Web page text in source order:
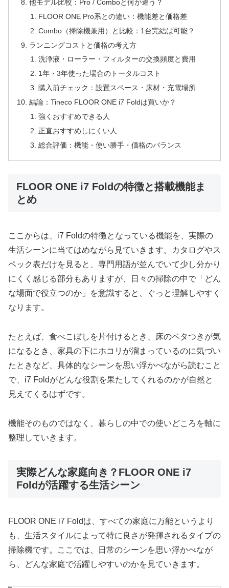
他モデル比較：Pro / Comboと何が違う？
FLOOR ONE Pro系との違い：機能差と価格差
Combo（掃除機兼用）と比較：1台完結は可能？
ランニングコストと価格の考え方
洗浄液・ローラー・フィルターの交換頻度と費用
1年・3年使った場合のトータルコスト
購入前チェック：設置スペース・床材・充電場所
結論：Tineco FLOOR ONE i7 Foldは買いか？
強くおすすめできる人
正直おすすめしにくい人
総合評価：機能・使い勝手・価格のバランス
FLOOR ONE i7 Foldの特徴と搭載機能ま
とめ
ここからは、i7 Foldの特徴となっている機能を、実際の
生活シーンに当てはめながら見ていきます。カタログやス
ペック表だけを見ると、専門用語が並んでいて少し分かり
にくく感じる部分もありますが、日々の掃除の中で「どん
な場面で役立つのか」を意識すると、ぐっと理解しやすく
なります。
たとえば、食べこぼしを片付けるとき、床のベタつきが気
になるとき、家具の下にホコリが溜まっているのに気づい
たときなど、具体的なシーンを思い浮かべながら読むこと
で、i7 Foldがどんな役割を果たしてくれるのかが自然と
見えてくるはずです。
機能そのものではなく、暮らしの中での使いどころを軸に
整理していきます。
実際どんな家庭向き？FLOOR ONE i7
Foldが活躍する生活シーン
FLOOR ONE i7 Foldは、すべての家庭に万能というより
も、生活スタイルによって特に良さが発揮されるタイプの
掃除機です。ここでは、日常のシーンを思い浮かべなが
ら、どんな家庭で活躍しやすいのかを見ていきます。